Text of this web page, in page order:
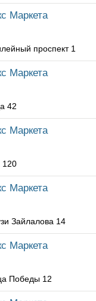
Маркета
проспект 1
Маркета
42
Маркета
120
Маркета
Зайлалова 14
Маркета
Победы 12